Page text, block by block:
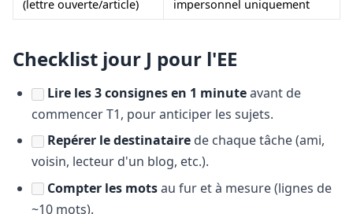
(lettre ouverte/article)
impersonnel uniquement
Checklist jour J pour l'EE
Lire les 3 consignes en 1 minuteavant de
commencer T1, pour anticiper les sujets.
Repérer le destinataire de chaque tâche (ami,
voisin, lecteur d'un blog, etc.).
Compter les motsau fur et à mesure (lignes de
~10 mots).